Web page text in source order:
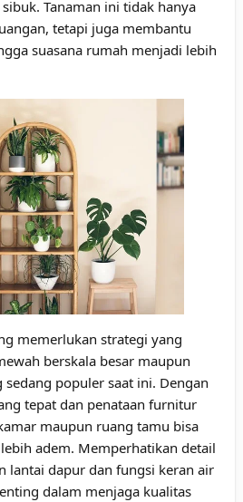
Tanaman ini tidak hanya
tetapi juga membantu
suasana rumah menjadi lebih
memerlukan strategi yang
berskala besar maupun
populer saat ini. Dengan
tepat dan penataan furnitur
maupun ruang tamu bisa
adem. Memperhatikan detail
lantai dapur dan fungsi keran air
dalam menjaga kualitas